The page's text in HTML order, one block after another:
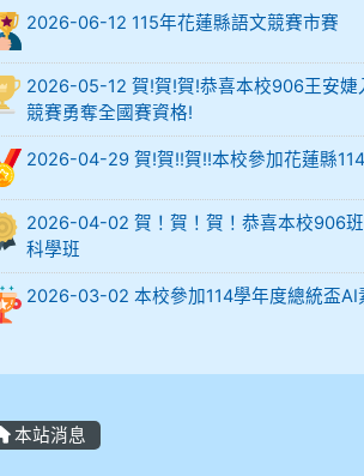
彭子庭
蔣昇和
周沛蓉
鄭瑀安
江彥臻
林柏翰
2026-06-12 115年花蓮縣語文競賽市賽
2026-05-12 賀!賀!賀!恭喜本校906王安婕
競賽勇奪全國賽資格!
2026-04-29 賀!賀!!賀!!本校參加花蓮縣
2026-04-02 賀！賀！賀！恭喜本校906
科學班
2026-03-02 本校參加114學年度總統盃AI
本站消息